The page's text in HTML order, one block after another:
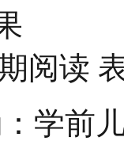
阅读
学前